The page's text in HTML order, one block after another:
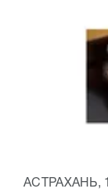
АСТРАХАНЬ,